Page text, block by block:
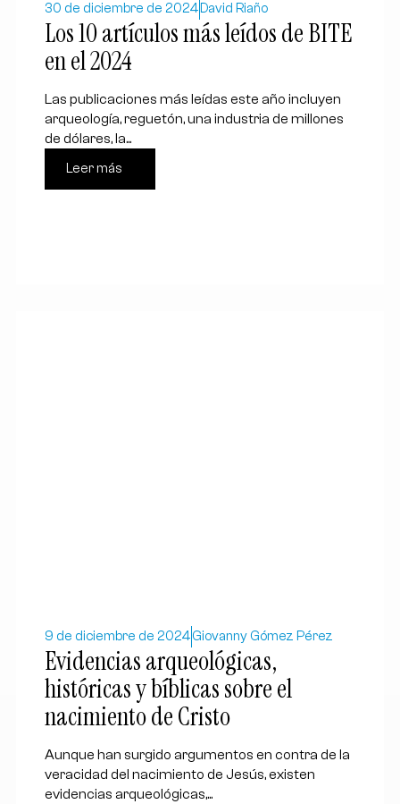
30 de diciembre de 2024 David Riaño
Los 10 artículos más leídos de BITE
en el 2024
Las publicaciones más leídas este año incluyen
arqueología, reguetón, una industria de millones
de dólares, la...
Leer más
9 de diciembre de 2024Giovanny Gómez Pérez
Evidencias arqueológicas,
históricas y bíblicas sobre el
nacimiento de Cristo
Aunque han surgido argumentos en contra de la
veracidad del nacimiento de Jesús, existen
evidencias arqueológicas,...